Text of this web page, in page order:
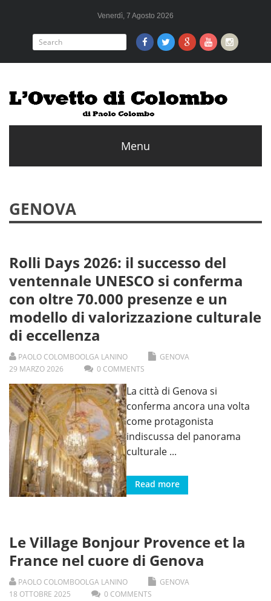
Venerdì, 7 Agosto 2026
GENOVA
Rolli Days 2026: il successo del
ventennale UNESCO si conferma
con oltre 70.000 presenze e un
modello di valorizzazione culturale
di eccellenza
PAOLO COLOMBOOLGA LANINO
GENOVA
29 MARZO2026 0 COMMENTS
La città di Genova si
conferma ancora una volta
come protagonista
indiscussa del panorama
culturale ...
Read more
Le Village Bonjour Provence et la
France nel cuore di Genova
PAOLO COLOMBOOLGA LANINO
GENOVA
18 OTTOBRE 2025 0 COMMENTS